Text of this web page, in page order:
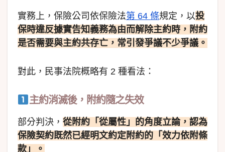
實務上，保險公司依保險法第 64 條規定，以投
保時違反據實告知義務為由而解除主約時，附約
是否需要與主約共存亡，常引發爭議不少爭議。
對此，民事法院概略有 2 種看法：
主約消滅後，附約隨之失效
部分判決， 從附約「從屬性」的角度立論，認為
保險契約既然已經明文約定附約的「效力依附條
款」。